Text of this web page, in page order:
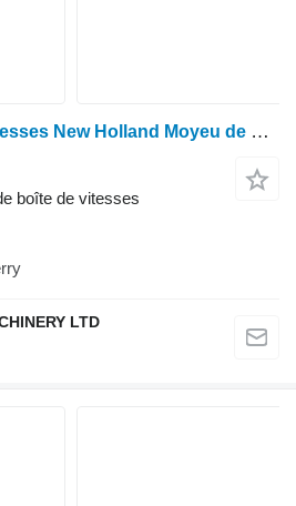
Pignon de boîte de vitesses New Holland Moyeu de boîte de vitesses Case Puma 130 T39 47126212 (TM120, TM130) pour tracteur à roues
boîte de vitesses
LTD